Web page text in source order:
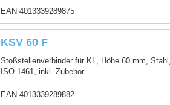
EAN 4013339289875
KSV 60 F
Stoßstellenverbinder für KL, Höhe 60 mm,
ISO 1461, inkl. Zubehör
EAN 4013339289882